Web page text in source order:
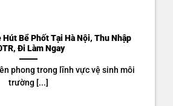
Hút Bể Phốt Tại Hà Nội, Thu Nhập
Đi Làm Ngay
phong trong lĩnh vực vệ sinh môi
trường [...]